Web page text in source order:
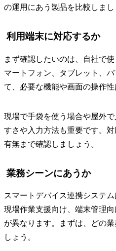
の運用にあう製品を比較しまし
利用端末に対応するか
まず確認したいのは、自社で
マートフォン、タブレット、
て、必要な機能や画面の操作性
現場で手袋を使う場合や屋外
すさや入力方法も重要です。
有無まで確認しましょう。
業務シーンにあうか
スマートデバイス連携システ
現場作業支援向け、端末管理
が異なります。まずは、どの
しょう。